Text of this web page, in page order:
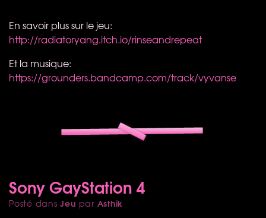
En savoir plus sur le jeu:
http://radiatoryang.itch.io/rinseandrepeat
Et la musique:
https://grounders.bandcamp.com/track/vyvanse
Sony GayStation 4
Posté dansJeu par Asthik